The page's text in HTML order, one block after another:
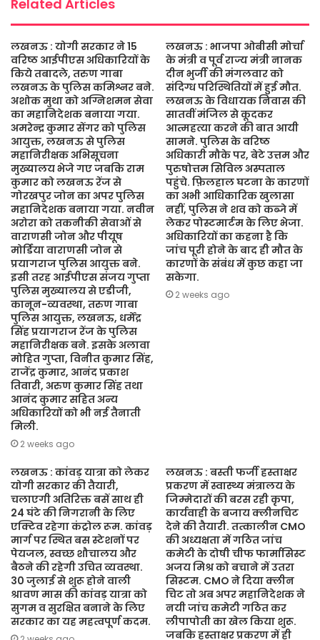
Related Articles
लखनऊ : योगी सरकार ने 15
वरिष्ठ आईपीएस अधिकारियों के
किये तबादले, तरुण गाबा
लखनऊ के पुलिस कमिश्नर बने.
अशोक मुथा को अग्निशमन सेवा
का महानिदेशक बनाया गया.
अमरेन्द्र कुमार सेंगर को पुलिस
आयुक्त, लखनऊ से पुलिस
महानिरीक्षक अभिसूचना
मुख्यालय भेजे गए जबकि राम
कुमार को लखनऊ रेंज से
गोरखपुर जोन का अपर पुलिस
महानिदेशक बनाया गया. नवीन
अरोरा को तकनीकी सेवाओं से
वाराणसी जोन और पीयूष
मोर्डिया वाराणसी जोन से
प्रयागराज पुलिस आयुक्त बने.
इसी तरह आईपीएस संजय गुप्ता
पुलिस मुख्यालय से एडीजी,
कानून-व्यवस्था, तरुण गाबा
पुलिस आयुक्त, लखनऊ, धर्मेंद्र
सिंह प्रयागराज रेंज के पुलिस
महानिरीक्षक बने. इसके अलावा
मोहित गुप्ता, विनीत कुमार सिंह,
राजेंद्र कुमार, आनंद प्रकाश
तिवारी, अरुण कुमार सिंह तथा
आनंद कुमार सहित अन्य
अधिकारियों को भी नई तैनाती
मिली.
2 weeks ago
लखनऊ : भाजपा ओबीसी मोर्चा
के मंत्री व पूर्व राज्य मंत्री नानक
दीन भुर्जी की मंगलवार को
संदिग्ध परिस्थितियों में हुई मौत.
लखनऊ के विधायक निवास की
सातवीं मंजिल से कूदकर
आत्महत्या करने की बात आयी
सामने. पुलिस के वरिष्ठ
अधिकारी मौके पर, बेटे उत्तम और
पुरुषोत्तम सिविल अस्पताल
पहुंचे. फ़िलहाल घटना के कारणों
का अभी आधिकारिक खुलासा
नहीं, पुलिस ने शव को कब्जे में
लेकर पोस्टमार्टम के लिए भेजा.
अधिकारियों का कहना है कि
जांच पूरी होने के बाद ही मौत के
कारणों के संबंध में कुछ कहा जा
सकेगा.
2 weeks ago
लखनऊ : कांवड़ यात्रा को लेकर
योगी सरकार की तैयारी,
चलाएगी अतिरिक्त बसें साथ ही
24 घंटे की निगरानी के लिए
एक्टिव रहेगा कंट्रोल रूम. कांवड़
मार्ग पर स्थित बस स्टेशनों पर
पेयजल, स्वच्छ शौचालय और
बैठने की रहेगी उचित व्यवस्था.
30 जुलाई से शुरू होने वाली
श्रावण मास की कांवड़ यात्रा को
सुगम व सुरक्षित बनाने के लिए
सरकार का यह महत्वपूर्ण कदम.
लखनऊ : बस्ती फर्जी हस्ताक्षर
प्रकरण में स्वास्थ्य मंत्रालय के
जिम्मेदारों की बरस रही कृपा,
कार्यवाही के बजाय क्लीनचिट
देने की तैयारी. तत्कालीन CMO
की अध्यक्षता में गठित जांच
कमेटी के दोषी चीफ फार्मासिस्ट
अजय मिश्र को बचाने में उतरा
सिस्टम. CMO ने दिया क्लीन
चिट तो अब अपर महानिदेशक ने
नयी जांच कमेटी गठित कर
लीपापोती का खेल किया शुरू.
जबकि हस्ताक्षर प्रकरण में ही